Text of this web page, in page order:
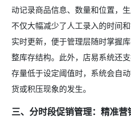
动记录商品信息、数量和位置，
不仅大幅减少了人工录入的时间
实时更新，便于管理层随时掌握
整库存结构。此外，店易系统还
存量低于设定阈值时，系统会自
货或积压现象的发生。
三、分时段促销管理：精准